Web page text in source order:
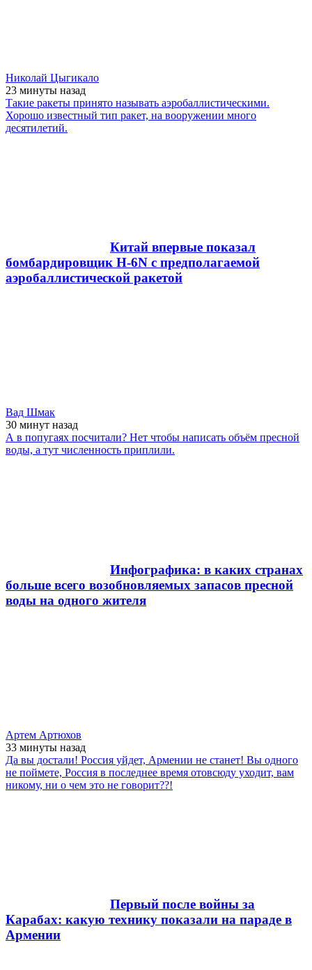
Николай Цыгикало
23 минуты назад
Такие ракеты принято называть аэробаллистическими.
Хорошо известный тип ракет, на вооружении много
десятилетий.
Китай впервые показал
бомбардировщик H-6N с предполагаемой
аэробаллистической ракетой
Вад Шмак
30 минут назад
А в попугаях посчитали? Нет чтобы написать объём пресной
воды, а тут численность приплили.
Инфографика: в каких странах
больше всего возобновляемых запасов пресной
воды на одного жителя
Артем Артюхов
33 минуты назад
Да вы достали! Россия уйдет, Армении не станет! Вы одного
не поймете, Россия в последнее время отовсюду уходит, вам
никому, ни о чем это не говорит??!
Первый после войны за
Карабах: какую технику показали на параде в
Армении